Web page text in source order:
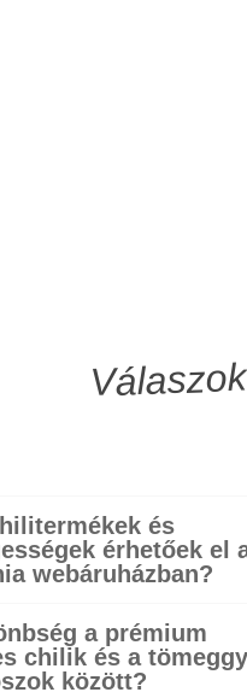
és
érhetőek el
webáruházban?
a prémium
chilik és a
között?